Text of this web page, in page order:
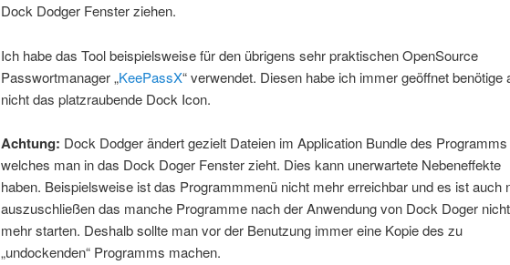
Dock Dodger Fenster ziehen.
Ich habe das Tool beispielsweise für den übrigens sehr praktischen OpenSource
Passwortmanager „KeePassX“ verwendet. Diesen habe ich immer geöffnet benötige
nicht das platzraubende Dock Icon.
Achtung: Dock Dodger ändert gezielt Dateien im Application Bundle des Programms
welches man in das Dock Doger Fenster zieht. Dies kann unerwartete Nebeneffekte
haben. Beispielsweise ist das Programmmenü nicht mehr erreichbar und es ist auch
auszuschließen das manche Programme nach der Anwendung von Dock Doger nicht
mehr starten. Deshalb sollte man vor der Benutzung immer eine Kopie des zu
„undockenden“ Programms machen.